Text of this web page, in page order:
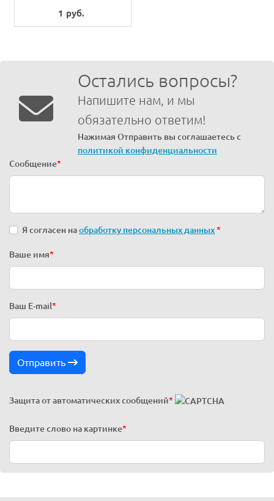
1 руб.
Остались вопросы?
Напишите нам, и мы
обязательно ответим!
Нажимая Отправить вы соглашаетесь с
политикой конфиденциальности
Сообщение*
Я согласен наобработку персональных данных*
Ваше имя*
Ваш E-mail *
Отправить
Защита от автоматических сообщений*
Введите слово на картинке*